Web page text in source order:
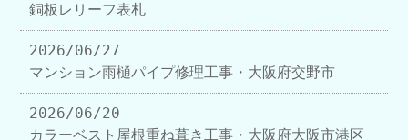
銅板レリーフ表札
2026/06/27
マンション雨樋パイプ修理工事・大阪府交野市
2026/06/20
カラーベスト屋根重ね葺き工事・大阪府大阪市港区